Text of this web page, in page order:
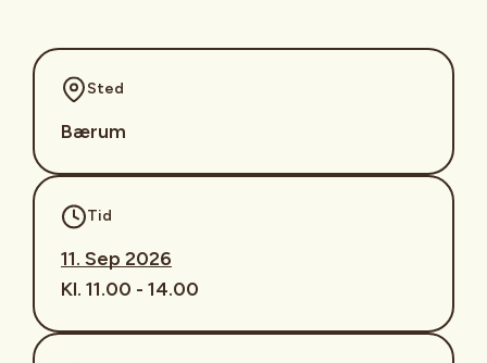
Sted
Bærum
Tid
11. Sep 2026
Kl. 11.00 - 14.00